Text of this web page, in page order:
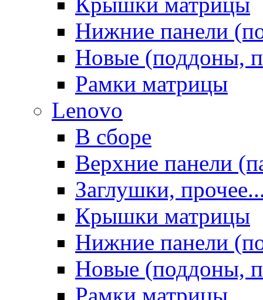
Нижние панели
Новые (поддоны,
Рамки матрицы
Lenovo
В сборе
Верхние панели
Заглушки,
Крышки матрицы
Нижние панели
Новые (поддоны,
Рамки матрицы